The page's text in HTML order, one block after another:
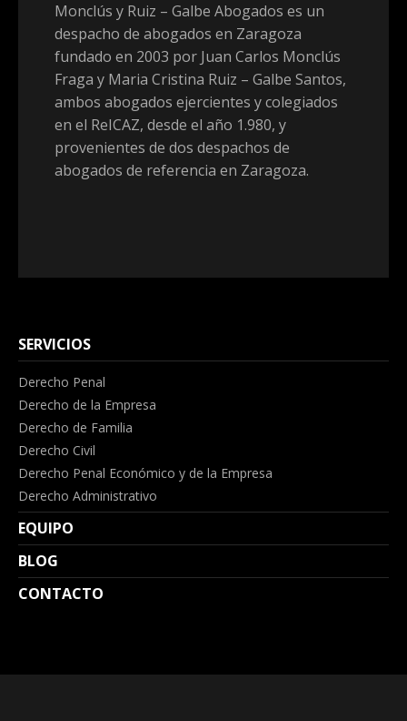
Monclús y Ruiz – Galbe Abogados es un
despacho de abogados en Zaragoza
fundado en 2003 por Juan Carlos Monclús
Fraga y Maria Cristina Ruiz – Galbe Santos,
ambos abogados ejercientes y colegiados
en el ReICAZ, desde el año 1.980, y
provenientes de dos despachos de
abogados de referencia en Zaragoza.
SERVICIOS
Derecho Penal
Derecho de la Empresa
Derecho de Familia
Derecho Civil
Derecho Penal Económico y de la Empresa
Derecho Administrativo
EQUIPO
BLOG
CONTACTO